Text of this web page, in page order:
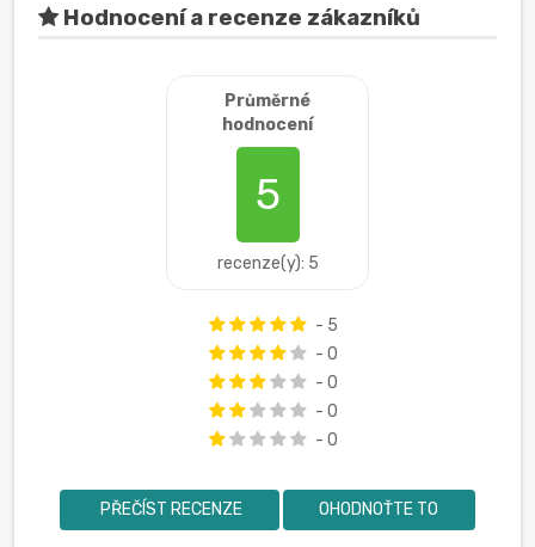
Hodnocení a recenze zákazníků
Průměrné
hodnocení
5
recenze(y): 5
- 5
- 0
- 0
- 0
- 0
PŘEČÍST RECENZE OHODNOŤTE TO